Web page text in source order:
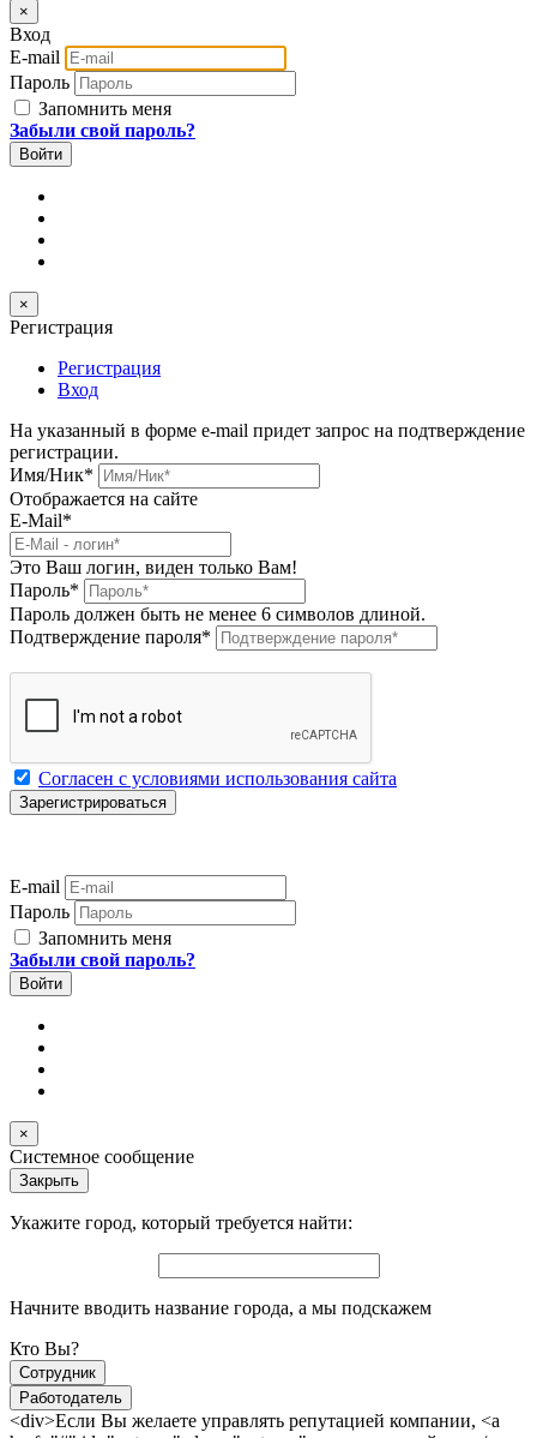
×
Вход
E-mail
Пароль
Запомнить меня
Забыли свой пароль?
×
Регистрация
Регистрация
Вход
На указанный в форме e-mail придет запрос на подтверждение
регистрации.
Имя/Ник*
Отображается на сайте
E-Mail*
Это Ваш логин, виден только Вам!
Пароль*
Пароль должен быть не менее 6 символов длиной.
Подтверждение пароля*
Согласен с условиями использования сайта
E-mail
Пароль
Запомнить меня
Забыли свой пароль?
×
Системное сообщение
Закрыть
Укажите город, который требуется найти:
Начните вводить название города, а мы подскажем
Кто Вы?
Сотрудник
Работодатель
<div>Если Вы желаете управлять репутацией компании, <a